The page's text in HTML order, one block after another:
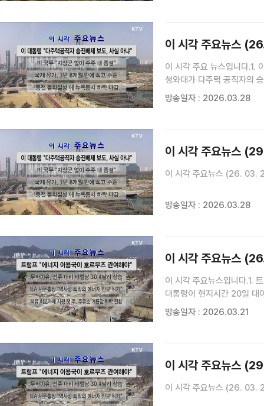
이 시각 주요뉴스
이 시각 주요 뉴스입니다.1.
청와대가 다주택 공직자의
대통령은 SNS에 관련 보도
방송일자 : 2026.03.28
이 시각 주요뉴스
이 시각 주요뉴스 (26. 03.
방송일자 : 2026.03.28
이 시각 주요뉴스
이 시각 주요뉴스입니다.1.
대통령이 현지시간 20일 대
에너지 주요 이용국들이 해
방송일자 : 2026.03.21
이 시각 주요뉴스
이 시각 주요뉴스 (26. 03.